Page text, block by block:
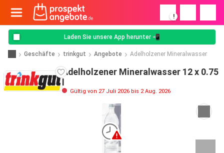
!
Laden Sie unsere App herunter 📲
Geschäfte trinkgut Angebote Adelholzener Mineralwasser
Adelholzener Mineralwasser 12 x 0.75
Gültig von 27 Juli 2026 bis 2 Aug. 2026